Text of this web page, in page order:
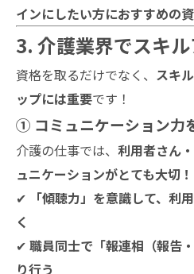
インにしたい方におすすめの
3. 介護業界でスキ
資格を取るだけでなく、 スキ
ップには重要です！
① コミュニケーション力
介護の仕事では、 利用者さん
ュニケーションがとても大切！
✔
「傾聴力」を意識して、利
く
✔ 職員同士で「報連相（報告
り行う